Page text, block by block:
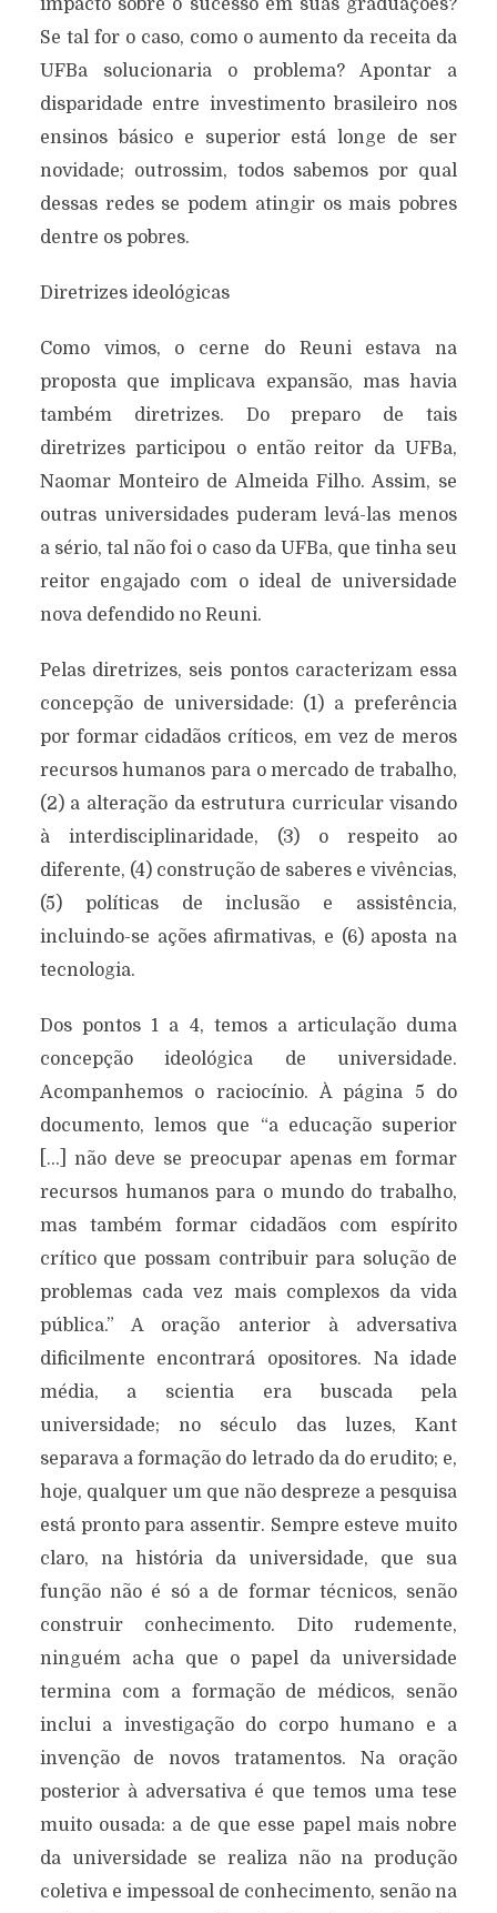
impacto sobre o sucesso em suas graduações?
Se tal for o caso, como o aumento da receita da
UFBa solucionaria o problema? Apontar a
disparidade entre investimento brasileiro nos
ensinos básico e superior está longe de ser
novidade; outrossim, todos sabemos por qual
dessas redes se podem atingir os mais pobres
dentre os pobres.
Diretrizes ideológicas
Como vimos, o cerne do Reuni estava na
proposta que implicava expansão, mas havia
também diretrizes. Do preparo de tais
diretrizes participou o então reitor da UFBa,
Naomar Monteiro de Almeida Filho. Assim, se
outras universidades puderam levá-las menos
a sério, tal não foi o caso da UFBa, que tinha seu
reitor engajado com o ideal de universidade
nova defendido no Reuni.
Pelas diretrizes, seis pontos caracterizam essa
concepção de universidade: (1) a preferência
por formar cidadãos críticos, em vez de meros
recursos humanos para o mercado de trabalho,
(2) a alteração da estrutura curricular visando
à interdisciplinaridade, (3) o respeito ao
diferente, (4) construção de saberes e vivências,
(5) políticas de inclusão e assistência,
incluindo-se ações afirmativas, e (6) aposta na
tecnologia.
Dos pontos 1 a 4, temos a articulação duma
concepção ideológica de universidade.
Acompanhemos o raciocínio. À página 5 do
documento, lemos que “a educação superior
[…] não deve se preocupar apenas em formar
recursos humanos para o mundo do trabalho,
mas também formar cidadãos com espírito
crítico que possam contribuir para solução de
problemas cada vez mais complexos da vida
pública.” A oração anterior à adversativa
dificilmente encontrará opositores. Na idade
média, a scientia era buscada pela
universidade; no século das luzes, Kant
separava a formação do letrado da do erudito; e,
hoje, qualquer um que não despreze a pesquisa
está pronto para assentir. Sempre esteve muito
claro, na história da universidade, que sua
função não é só a de formar técnicos, senão
construir conhecimento. Dito rudemente,
ninguém acha que o papel da universidade
termina com a formação de médicos, senão
inclui a investigação do corpo humano e a
invenção de novos tratamentos. Na oração
posterior à adversativa é que temos uma tese
muito ousada: a de que esse papel mais nobre
da universidade se realiza não na produção
coletiva e impessoal de conhecimento, senão na